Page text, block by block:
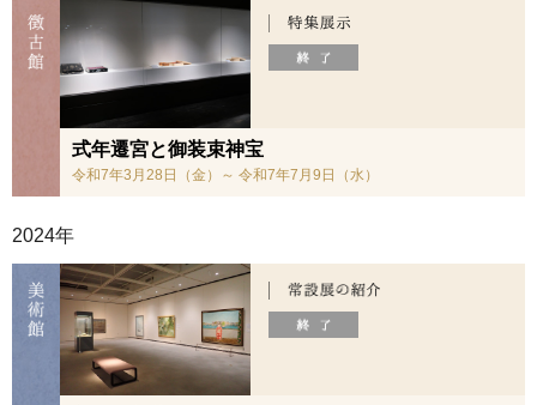
式年遷宮と御装束神宝
令和7年3月28日（金）～ 令和7年7月9日（水）
2024年